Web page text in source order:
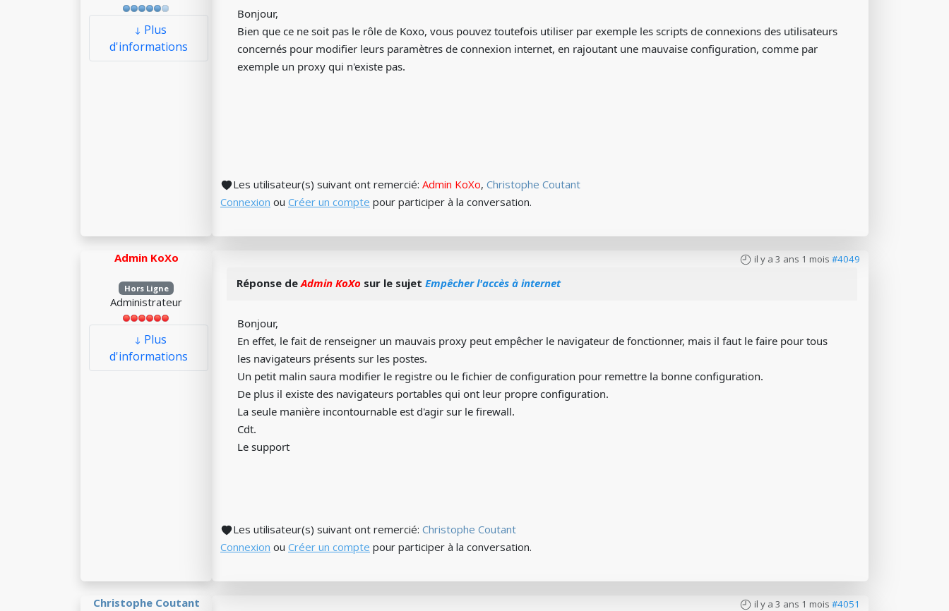
Plus
d'informations
Bonjour,
Bien que ce ne soit pas le rôle de Koxo, vous pouvez toutefois utiliser par exemple les scripts de connexions des utilisateurs
concernés pour modifier leurs paramètres de connexion internet, en rajoutant une mauvaise configuration, comme par
exemple un proxy qui n'existe pas.
Les utilisateur(s) suivant ont remercié: Admin KoXo, Christophe Coutant
Connexion ou Créer un compte pour participer à la conversation.
Admin KoXo
Hors Ligne
Administrateur
Plus
d'informations
il y a 3 ans 1 mois #4049
Réponse deAdmin KoXo sur le sujet Empêcher l'accès à internet
Bonjour,
En effet, le fait de renseigner un mauvais proxy peut empêcher le navigateur de fonctionner, mais il faut le faire pour tous
les navigateurs présents sur les postes.
Un petit malin saura modifier le registre ou le fichier de configuration pour remettre la bonne configuration.
De plus il existe des navigateurs portables qui ont leur propre configuration.
La seule manière incontournable est d'agir sur le firewall.
Cdt.
Le support
Les utilisateur(s) suivant ont remercié: Christophe Coutant
Connexion ou Créer un compte pour participer à la conversation.
Christophe Coutant il y a 3 ans 1 mois #4051